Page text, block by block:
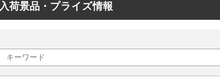
入荷景品・プライズ情報